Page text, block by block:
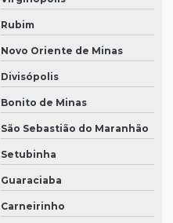
Rubim
Novo Oriente de Minas
Divisópolis
Bonito de Minas
São Sebastião do Maranhão
Setubinha
Guaraciaba
Carneirinho